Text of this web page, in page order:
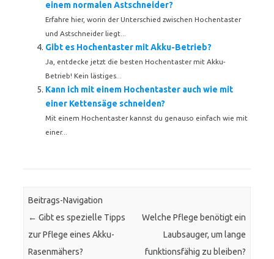
einem normalen Astschneider?
Erfahre hier, worin der Unterschied zwischen Hochentaster
und Astschneider liegt...
Gibt es Hochentaster mit Akku-Betrieb?
Ja, entdecke jetzt die besten Hochentaster mit Akku-
Betrieb! Kein lästiges...
Kann ich mit einem Hochentaster auch wie mit
einer Kettensäge schneiden?
Mit einem Hochentaster kannst du genauso einfach wie mit
einer...
Beitrags-Navigation
← Gibt es spezielle Tipps
zur Pflege eines Akku-
Rasenmähers?
Welche Pflege benötigt ein
Laubsauger, um lange
funktionsfähig zu bleiben?